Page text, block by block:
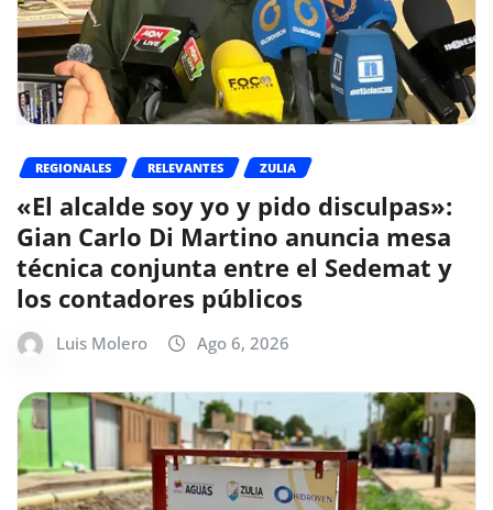
REGIONALES RELEVANTES ZULIA
«El alcalde soy yo y pido disculpas»:
Gian Carlo Di Martino anuncia mesa
técnica conjunta entre el Sedemat y
los contadores públicos
Luis Molero Ago 6, 2026